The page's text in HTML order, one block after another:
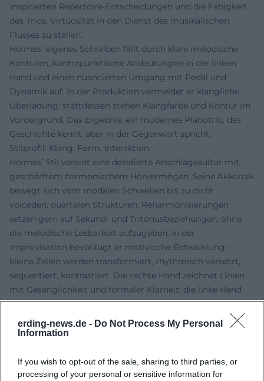
erding-news.de - Do Not Process My Personal
Information
If you wish to opt-out of the sale, sharing to third parties, or
processing of your personal or sensitive information for
inspirierten Repertoire‑Entscheidungen und die Fähigkeit
des Trios, Virtuosität in den Dienst des musikalischen
Flusses zu stellen.
Holmes’ eigenes Schreiben fällt durch klare melodische
Konturen, kontrapunktische Andeutungen in der linken
Hand und einen nuancierten Umgang mit Pedal und
Dynamik auf. In der Produktion vermeidet er klangliche
Überladung; stattdessen stehen Klangfarbe und Kontur im
Vordergrund. Das Ergebnis: ein modernes Pianotrio, das
Geschichte kennt, aber in der Gegenwart spricht.
Stilprofil: Klang, Form, Interaktion
Holmes’ Stil vereint eine dezidierte Anschlagskultur mit
geschärftem harmonischem Hörvermögen. Seine Akkordik
bewegt sich vom modalen Schweben bis zu dicht
voiceden, quartalen Strukturen; Reharmonisierungen
setzen gern auf Sekund‑ und Tritonusbeziehungen, ohne
die melodische Lesbarkeit aufzugeben. In der
Improvisation bevorzugt er motivische Entwicklung –
kleine Zellen werden transformiert, rhythmisch versetzt,
sequentiert, kontrastiert. Die rechte Hand zeichnet Linien
mit Gesanglichkeit und formaler Klarheit; die linke Hand
stützt mit Walking‑Figuren, clusternahen Flächen oder
synkopierten Akkordschüben.
Im Zusammenspiel mit Drums und Bass agiert Holmes als
Registerwechsel, Dichte‑Modulation und dynamische
Terrassierung aufgebaut. In elektrischen Kontexten